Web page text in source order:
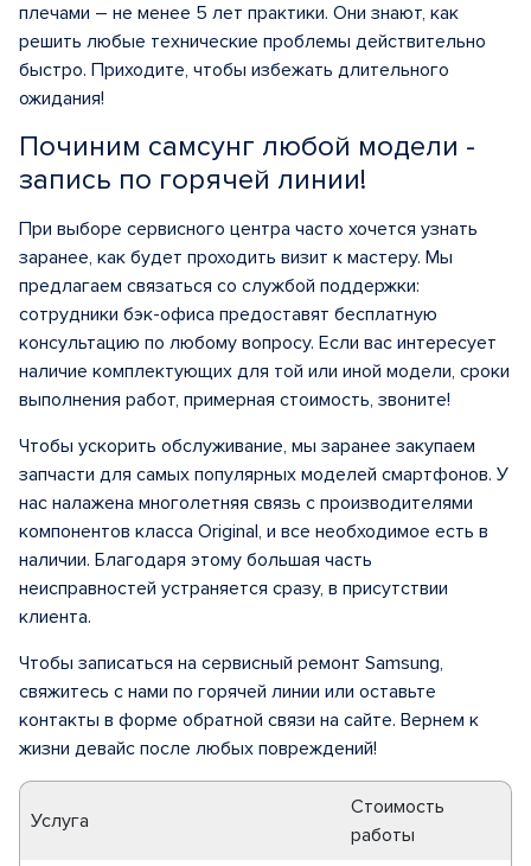
плечами – не менее 5 лет практики. Они знают, как
решить любые технические проблемы действительно
быстро. Приходите, чтобы избежать длительного
ожидания!
Починим самсунг любой модели -
запись по горячей линии!
При выборе сервисного центра часто хочется узнать
заранее, как будет проходить визит к мастеру. Мы
предлагаем связаться со службой поддержки:
сотрудники бэк-офиса предоставят бесплатную
консультацию по любому вопросу. Если вас интересует
наличие комплектующих для той или иной модели, сроки
выполнения работ, примерная стоимость, звоните!
Чтобы ускорить обслуживание, мы заранее закупаем
запчасти для самых популярных моделей смартфонов. У
нас налажена многолетняя связь с производителями
компонентов класса Original, и все необходимое есть в
наличии. Благодаря этому большая часть
неисправностей устраняется сразу, в присутствии
клиента.
Чтобы записаться на сервисный ремонт Samsung,
свяжитесь с нами по горячей линии или оставьте
контакты в форме обратной связи на сайте. Вернем к
жизни девайс после любых повреждений!
Услуга
Стоимость
работы